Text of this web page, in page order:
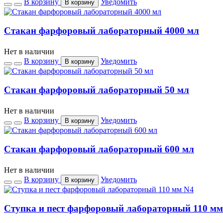
В корзину
Стакан фарфоровый лабораторный 4000 мл
Нет в наличии
В корзину
В корзину Уведомить
Стакан фарфоровый лабораторный 50 мл
Нет в наличии
В корзину
В корзину Уведомить
Стакан фарфоровый лабораторный 600 мл
Нет в наличии
В корзину
В корзину Уведомить
Ступка и пест фарфоровый лабораторный 110